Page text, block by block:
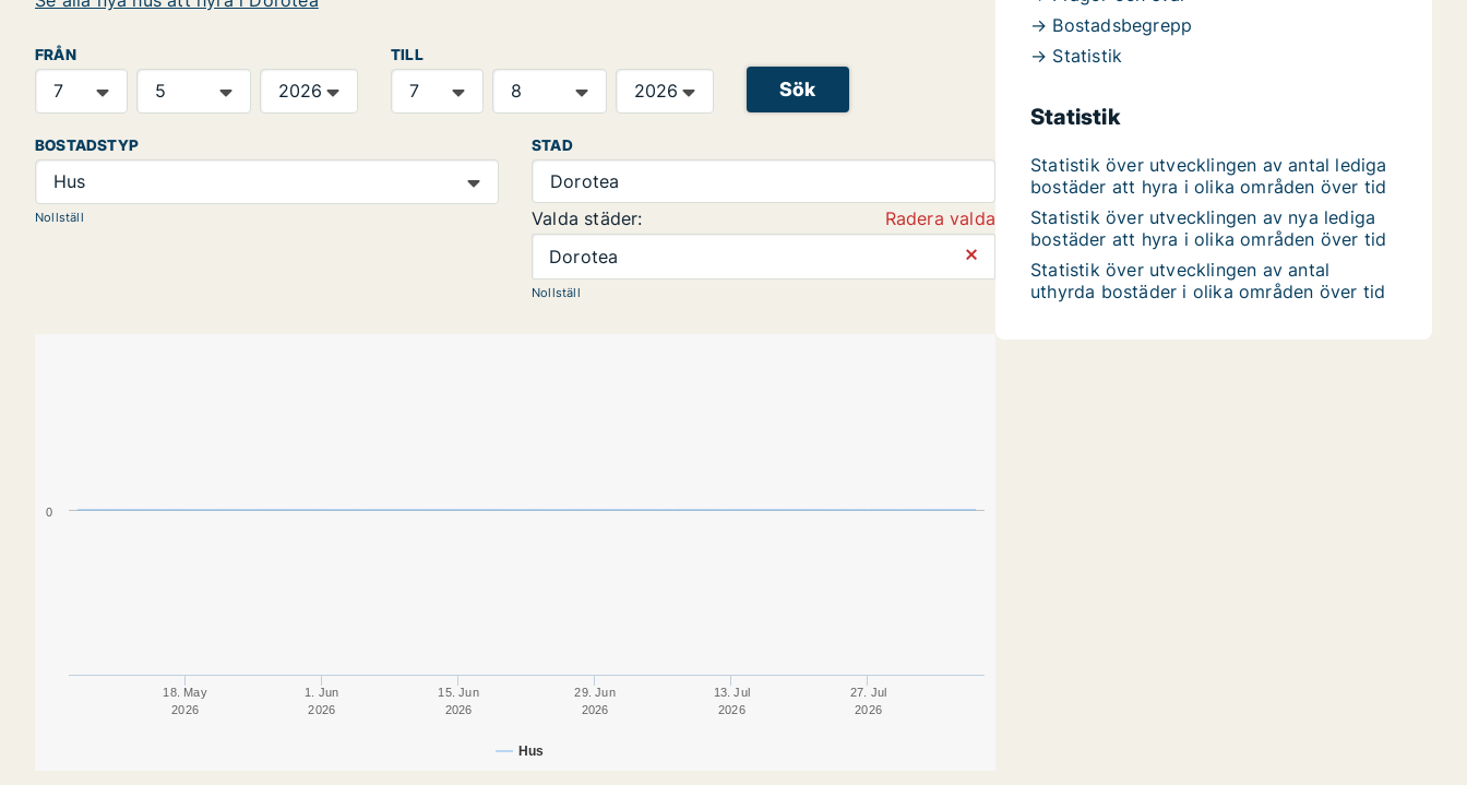
FRÅN TILL
Sök
BOSTADSTYP
Hus
Nollställ
STAD
Dorotea
Valda städer:
Radera valda
Dorotea
⨯
Nollställ
Hus
18. May
2026
1. Jun
2026
15. Jun
2026
29. Jun
2026
13. Jul
2026
27. Jul
2026
0
→ Bostadsbegrepp
→ Statistik
Statistik
Statistik över utvecklingen av antal lediga
bostäder att hyra i olika områden över tid
Statistik över utvecklingen av nya lediga
bostäder att hyra i olika områden över tid
Statistik över utvecklingen av antal
uthyrda bostäder i olika områden över tid